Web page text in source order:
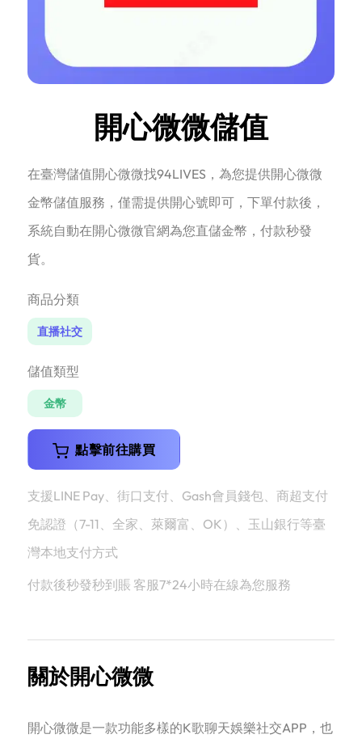
開心微微儲值
在臺灣儲值開心微微找94LIVES，為您提供開心微微
金幣儲值服務，僅需提供開心號即可，下單付款後，
系統自動在開心微微官網為您直儲金幣，付款秒發
貨。
商品分類
直播社交
儲值類型
金幣
點擊前往購買
支援LINE Pay、街口支付、Gash會員錢包、商超支付
免認證（7-11、全家、萊爾富、OK）、玉山銀行等臺
灣本地支付方式
付款後秒發秒到賬 客服7*24小時在線為您服務
關於開心微微
開心微微是一款功能多樣的K歌聊天娛樂社交APP，也